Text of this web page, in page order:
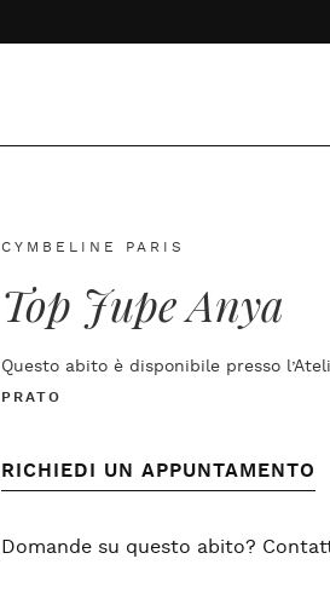
CYMBELINE PARIS
Top Jupe Anya
Questo abito è disponibile presso
PRATO
RICHIEDI UN APPUNTAMENTO
Domande su questo abito?